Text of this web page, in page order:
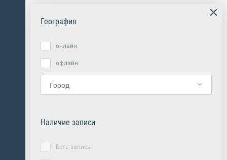
География
онлайн
офлайн
Наличие записи
Есть запись